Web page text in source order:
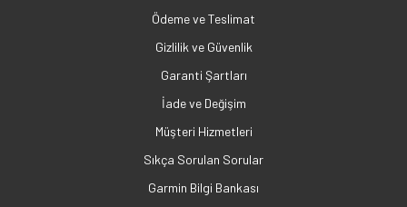
Ödeme ve Teslimat
Gizlilik ve Güvenlik
Garanti Şartları
İade ve Değişim
Müşteri Hizmetleri
Sıkça Sorulan Sorular
Garmin Bilgi Bankası